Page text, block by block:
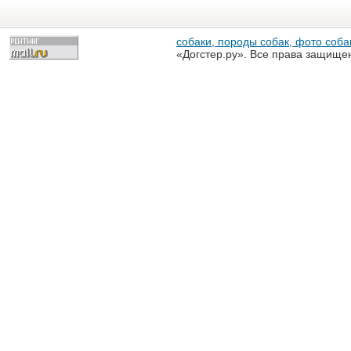
собаки, породы собак, фото
«Догстер.ру». Все права